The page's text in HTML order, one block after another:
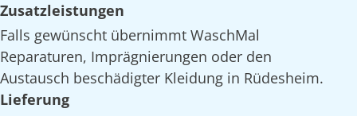
Zusatzleistungen
Falls gewünscht übernimmt WaschMal
Reparaturen, Imprägnierungen oder den
Austausch beschädigter Kleidung in Rüdesheim.
Lieferung